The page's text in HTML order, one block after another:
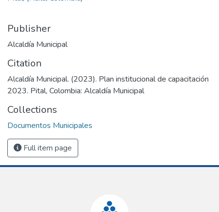
Publisher
Alcaldía Municipal
Citation
Alcaldía Municipal. (2023). Plan institucional de capacitación
2023. Pital, Colombia: Alcaldía Municipal
Collections
Documentos Municipales
Full item page